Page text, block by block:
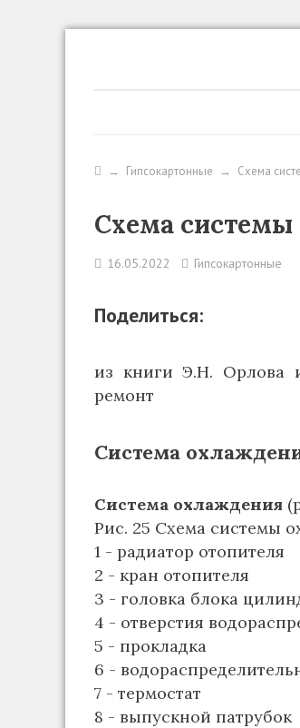
→ Гипсокартонные → Схема
Схема системы
16.05.2022 Гипсокартонные
Поделиться:
из книги Э.Н. Орлова
ремонт
Система
Система охлаждения
Рис. 25 Схема системы
1 - радиатор отопителя
2 - кран отопителя
3 - головка блока
4 - отверстия
5 - прокладка
6 -
7 - термостат
8 - выпускной патрубок